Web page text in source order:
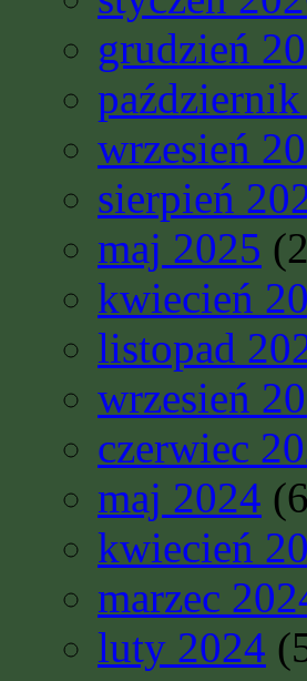
grudzień
wrzesień
sierpień
maj 2025
kwiecień
listopad
wrzesień
czerwiec
maj 2024
kwiecień
marzec
luty 2024